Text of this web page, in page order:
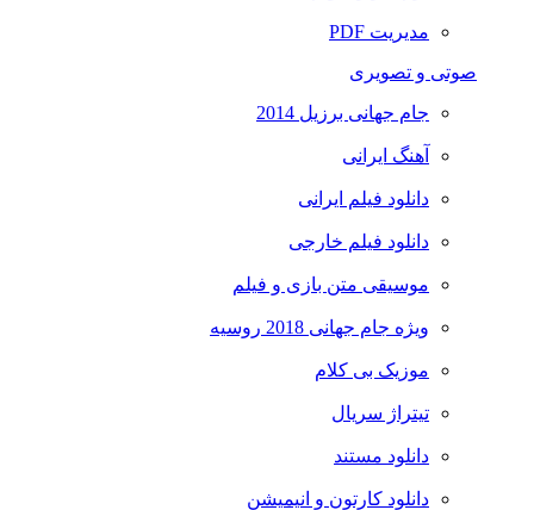
مدیریت PDF
صوتی و تصویری
جام جهانی برزیل 2014
آهنگ ایرانی
دانلود فیلم ایرانی
دانلود فیلم خارجی
موسیقی متن بازی و فیلم
ویژه جام جهانی 2018 روسیه
موزیک بی کلام
تیتراژ سریال
دانلود مستند
دانلود کارتون و انیمیشن